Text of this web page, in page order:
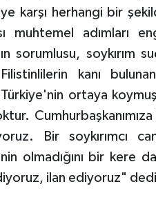
karşı herhangi bir
muhtemel adımları
sorumlusu, soykırım
kanı
Türkiye'nin ortaya
Bir soykırımcı
olmadığını bir kere
ilan ediyoruz"